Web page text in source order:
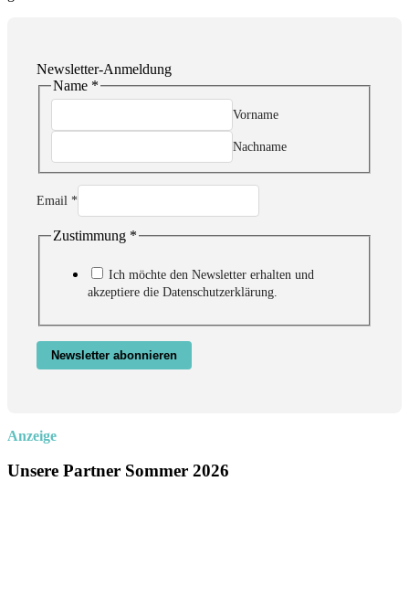
Newsletter-Anmeldung
Name *
Vorname
Nachname
Email *
NameZustimmung *
Ich möchte den Newsletter erhalten und
akzeptiere die Datenschutzerklärung.
Newsletter abonnieren
Anzeige
Unsere Partner Sommer 2026